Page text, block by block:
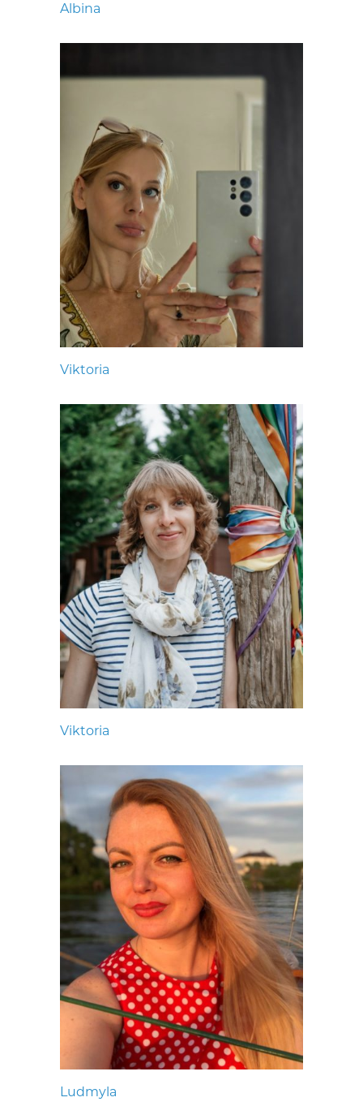
Albina
Viktoria
Viktoria
Ludmyla